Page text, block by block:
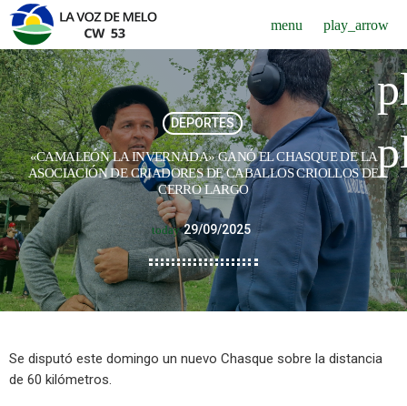
menu play_arrow
DEPORTES
«CAMALEÓN LA INVERNADA» GANÓ EL CHASQUE DE LA
ASOCIACIÓN DE CRIADORES DE CABALLOS CRIOLLOS DE
CERRO LARGO
today 29/09/2025
Se disputó este domingo un nuevo Chasque sobre la distancia
de 60 kilómetros.